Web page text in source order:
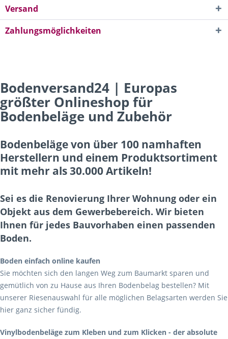
Versand
Zahlungsmöglichkeiten
Bodenversand24 | Europas
größter Onlineshop für
Bodenbeläge und Zubehör
Bodenbeläge von über 100 namhaften
Herstellern und einem Produktsortiment
mit mehr als 30.000 Artikeln!
Sei es die Renovierung Ihrer Wohnung oder ein
Objekt aus dem Gewerbebereich. Wir bieten
Ihnen für jedes Bauvorhaben einen passenden
Boden.
Boden einfach online kaufen
Sie möchten sich den langen Weg zum Baumarkt sparen und
gemütlich von zu Hause aus Ihren Bodenbelag bestellen? Mit
unserer Riesenauswahl für alle möglichen Belagsarten werden Sie
hier ganz sicher fündig.
Vinylbodenbeläge zum Kleben und zum Klicken - der absolute